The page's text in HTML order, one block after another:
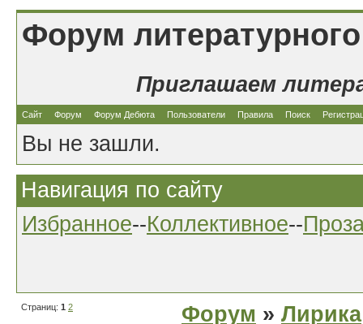
Форум
Приглашаем
Сайт Форум Форум Дебюта Пользователи Правила Поиск
Вы не зашли.
Навигация по сайту
Избранное--Коллективное--
Страниц: 1 2 Форум » Лирика